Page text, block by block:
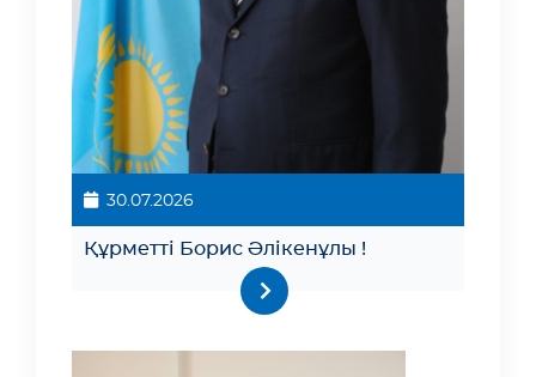
30.07.2026
Құрметті Борис Әлікенұлы !